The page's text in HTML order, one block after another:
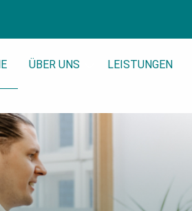
ÜBER UNS LEISTUNGEN